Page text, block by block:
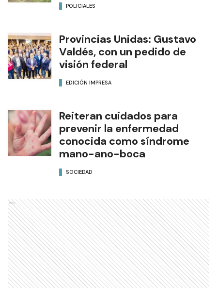
POLICIALES
Provincias Unidas: Gustavo
Valdés, con un pedido de
visión federal
EDICIÓN IMPRESA
Reiteran cuidados para
prevenir la enfermedad
conocida como síndrome
mano-ano-boca
SOCIEDAD
Ads